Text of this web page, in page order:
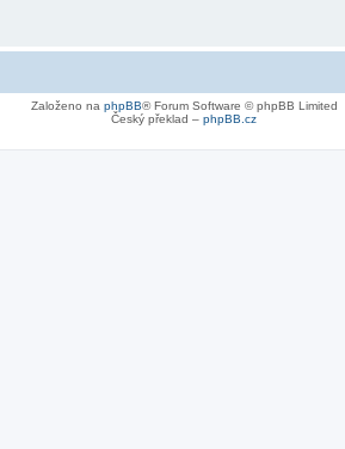
Založeno na phpBB® Forum Software © phpBB Limited
Český překlad – phpBB.cz